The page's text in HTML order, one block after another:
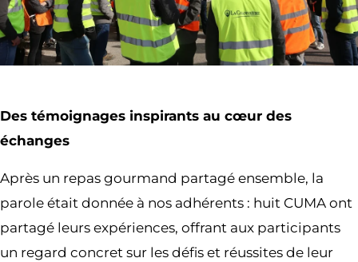
Des témoignages inspirants au cœur des
échanges
Après un repas gourmand partagé ensemble, la
parole était donnée à nos adhérents : huit CUMA ont
partagé leurs expériences, offrant aux participants
un regard concret sur les défis et réussites de leur